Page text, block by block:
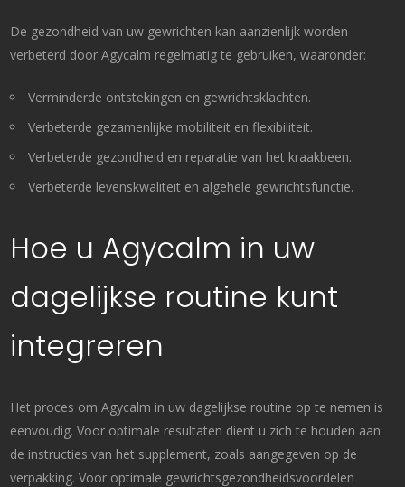
De gezondheid van uw gewrichten kan aanzienlijk worden
verbeterd door Agycalm regelmatig te gebruiken, waaronder:
Verminderde ontstekingen en gewrichtsklachten.
Verbeterde gezamenlijke mobiliteit en flexibiliteit.
Verbeterde gezondheid en reparatie van het kraakbeen.
Verbeterde levenskwaliteit en algehele gewrichtsfunctie.
Hoe u Agycalm in uw
dagelijkse routine kunt
integreren
Het proces om Agycalm in uw dagelijkse routine op te nemen is
eenvoudig. Voor optimale resultaten dient u zich te houden aan
de instructies van het supplement, zoals aangegeven op de
verpakking. Voor optimale gewrichtsgezondheidsvoordelen